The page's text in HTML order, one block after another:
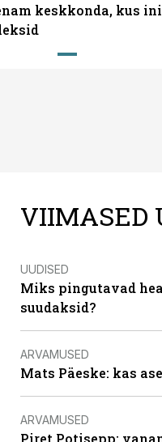
keskkonda, kus
VIIMASED
UUDISED
Miks pingutavad
suudaksid?
ARVAMUSED
Mats Päeske: kas
ARVAMUSED
Piret Potisepp: